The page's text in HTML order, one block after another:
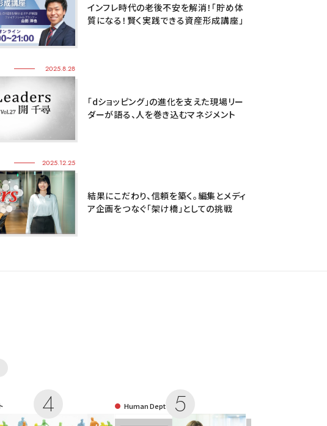
インフレ時代の老後不安を解消！「貯め体
質になる！賢く実践できる資産形成講座」
2025.8.28
「dショッピング」の進化を支えた現場リー
ダーが語る、人を巻き込むマネジメント
2025.12.25
結果にこだわり、信頼を築く。編集とメディ
ア企画をつなぐ「架け橋」としての挑戦
Human Dept